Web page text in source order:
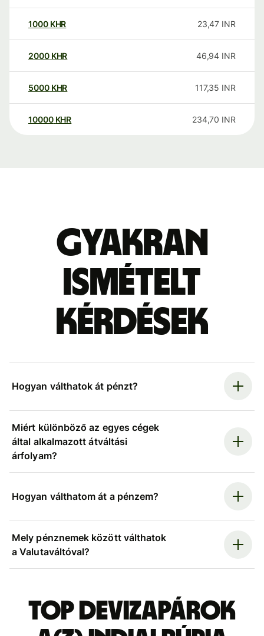
1000 KHR 23,47 INR
2000 KHR 46,94 INR
5000 KHR 117,35 INR
10000 KHR 234,70 INR
Gyakran
ismételt
kérdések
Hogyan válthatok át pénzt?
Miért különböző az egyes cégek
által alkalmazott átváltási
árfolyam?
Hogyan válthatom át a pénzem?
Mely pénznemek között válthatok
a Valutaváltóval?
Top devizapárok